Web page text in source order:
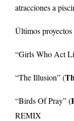
atracciones a
Últimos
“Girls Who Act
“The Illusion” (
“Birds Of Pray” (
REMIX